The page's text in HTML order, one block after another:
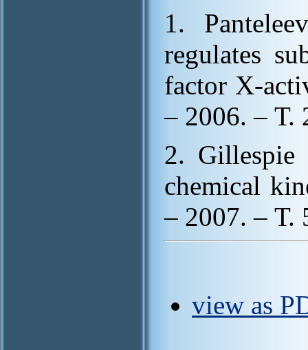
1.
regulates
factor
– 2006. –
2. Gillespie
chemical
– 2007. – Т.
view as